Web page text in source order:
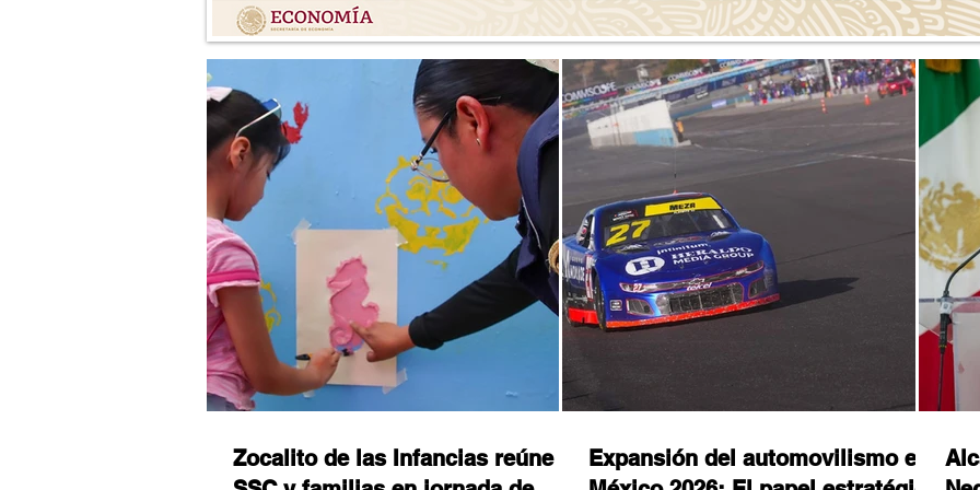
Zocalito de las Infancias reúne a
Expansión del automovilismo en